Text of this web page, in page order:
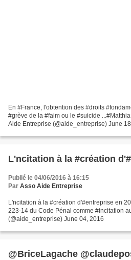
En #France, l'obtention des #droits
#grève de la #faim ou le #suicide
Aide Entreprise (@aide_entreprise) June
L'ncitation à la #création
Publié le 04/06/2016 à 16:15
Par Asso Aide Entreprise
L'ncitation à la #création d'#entreprise en
223-14 du Code Pénal comme #incitation
(@aide_entreprise) June 04, 2016
@BriceLagache